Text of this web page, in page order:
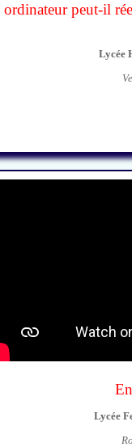
peut-il
Lycée
Lycée